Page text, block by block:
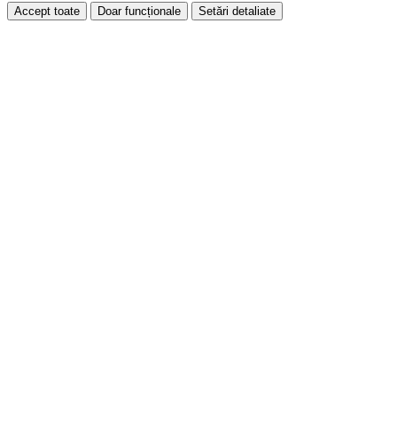
Accept toate Doar funcționale Setări detaliate